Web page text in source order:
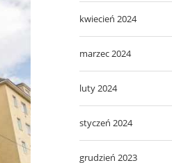
kwiecień 2024
marzec 2024
luty 2024
styczeń 2024
grudzień 2023